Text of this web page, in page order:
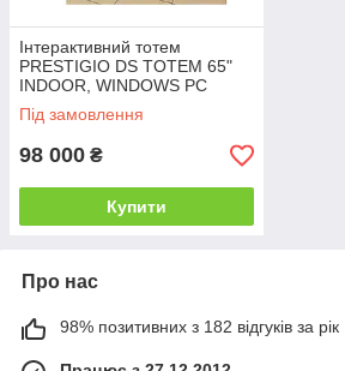
Інтерактивний тотем
PRESTIGIO DS TOTEM 65"
INDOOR, WINDOWS PC
Під замовлення
98 000 ₴
Купити
Про нас
98% позитивних з 182 відгуків за рік